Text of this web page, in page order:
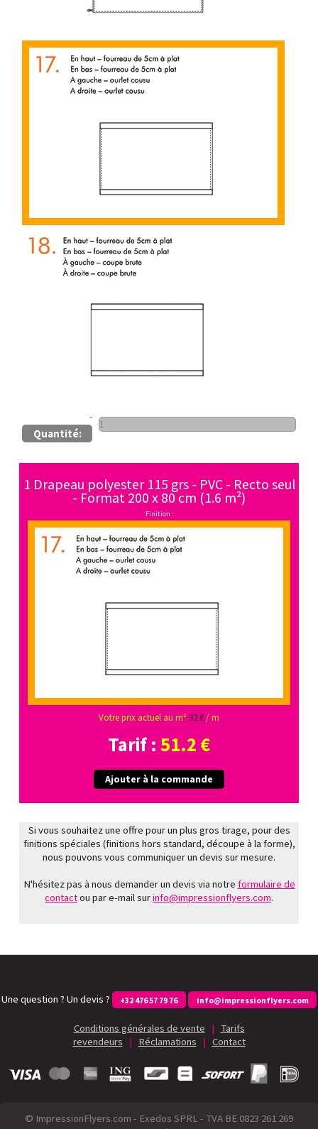
Quantité:
1 Drapeau polyester 115 grs - PVC - Recto seul
- Format 200 x 80 cm (1.6 m²)
Finition :
Votre prix actuel au m² 32 €/ m
Tarif : 51.2 €
Ajouter à la commande
Si vous souhaitez une offre pour un plus gros tirage, pour des
finitions spéciales (finitions hors standard, découpe à la forme),
nous pouvons vous communiquer un devis sur mesure.
N'hésitez pas à nous demander un devis via notre formulaire de
contactou par e-mail surinfo@impressionflyers.com.
Une question ? Un devis ? +32 476 57 79 76 info@impressionflyers.com
Conditions générales de vente |
Tarifs
revendeurs
| Réclamations | Contact
© ImpressionFlyers.com - Exedos SPRL - TVA BE 0823 261 269